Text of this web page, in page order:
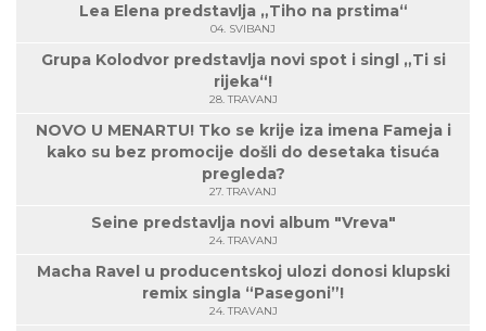
Lea Elena predstavlja „Tiho na prstima“
04. SVIBANJ
Grupa Kolodvor predstavlja novi spot i singl „Ti si
rijeka“!
28. TRAVANJ
NOVO U MENARTU! Tko se krije iza imena Fameja i
kako su bez promocije došli do desetaka tisuća
pregleda?
27. TRAVANJ
Seine predstavlja novi album "Vreva"
24. TRAVANJ
Macha Ravel u producentskoj ulozi donosi klupski
remix singla “Pasegoni”!
24. TRAVANJ